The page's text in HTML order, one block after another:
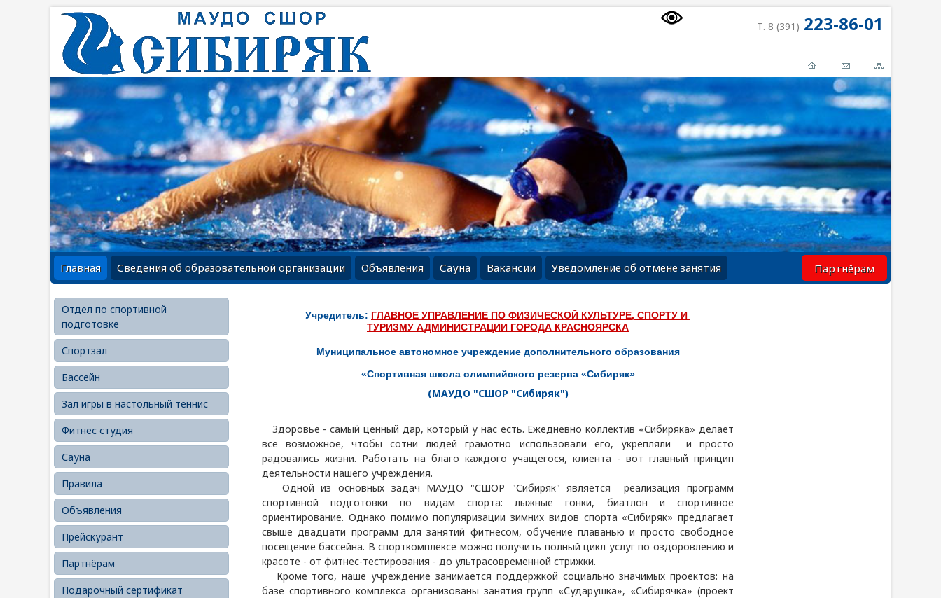
Т. 8 (391) 223-86-01
Главная Сведения об образовательной организации Объявления Сауна Вакансии Уведомление об отмене занятия Партнёрам
Отдел по спортивной
подготовке
Спортзал
Бассейн
Зал игры в настольный теннис
Фитнес студия
Сауна
Правила
Объявления
Прейскурант
Партнёрам
Подарочный сертификат
Учредитель: ГЛАВНОЕ УПРАВЛЕНИЕ ПО ФИЗИЧЕСКОЙ КУЛЬТУРЕ, СПОРТУ И
ТУРИЗМУ АДМИНИСТРАЦИИ ГОРОДА КРАСНОЯРСКА
Муниципальное автономное учреждение дополнительного образования
«Спортивная школа олимпийского резерва «Сибиряк»
(МАУДО "СШОР "Сибиряк")
Здоровье - самый ценный дар, который у нас есть. Ежедневно коллектив «Сибиряка» делает
все возможное, чтобы сотни людей грамотно использовали его, укрепляли и просто
радовались жизни. Работать на благо каждого учащегося, клиента - вот главный принцип
деятельности нашего учреждения.
Одной из основных задач МАУДО "СШОР "Сибиряк" является реализация программ
спортивной подготовки по видам спорта: лыжные гонки, биатлон и спортивное
ориентирование. Однако помимо популяризации зимних видов спорта «Сибиряк» предлагает
свыше двадцати программ для занятий фитнесом, обучение плаванью и просто свободное
посещение бассейна. В спорткомплексе можно получить полный цикл услуг по оздоровлению и
красоте - от фитнес-тестирования - до ультрасовременной стрижки.
Кроме того, наше учреждение занимается поддержкой социально значимых проектов: на
базе спортивного комплекса организованы занятия групп «Сударушка», «Сибирячка» (проект